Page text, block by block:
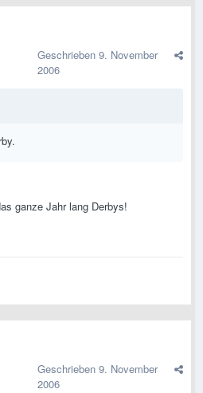
Geschrieben 9. November
2006
ganze Jahr lang Derbys!
Geschrieben 9. November
2006